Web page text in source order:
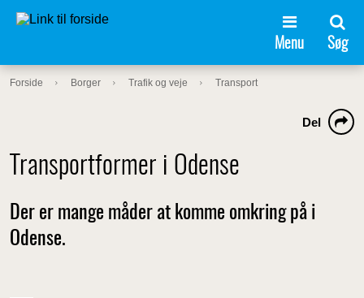
Menu Søg
Forside Borger Trafik og veje Transport
Transportformer i Odense
Del
Der er mange måder at komme omkring på i
Odense.